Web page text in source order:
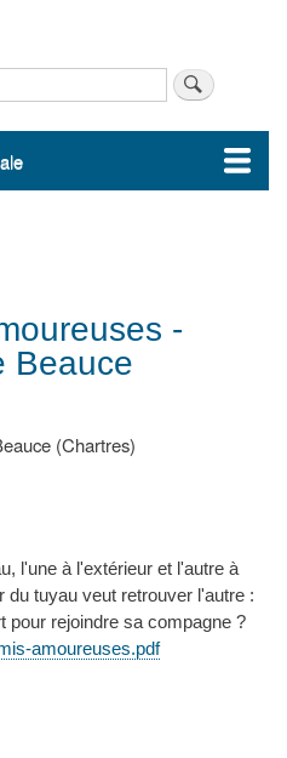
-
Beauce
(Chartres)
l'une à l'extérieur et l'autre à
du tuyau veut retrouver l'autre :
pour rejoindre sa compagne ?
amoureuses.pdf